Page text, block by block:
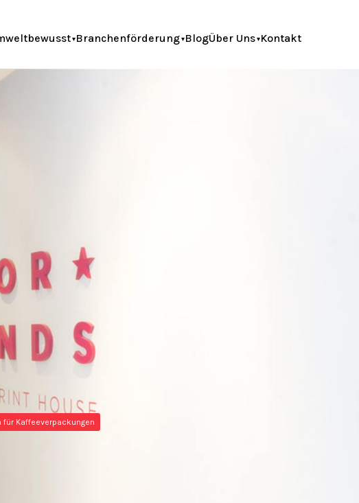
Branchenförderung BlogÜber Uns Kontakt
für Kaffeeverpackungen